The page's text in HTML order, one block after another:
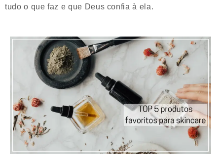
tudo o que faz e que Deus confia à ela.